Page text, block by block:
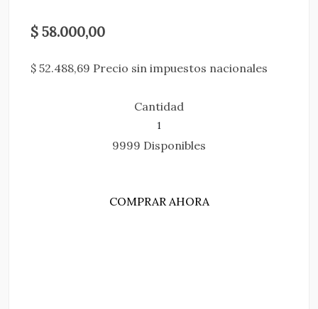
$ 58.000,00
$ 52.488,69 Precio sin impuestos nacionales
Cantidad
9999 Disponibles
COMPRAR AHORA